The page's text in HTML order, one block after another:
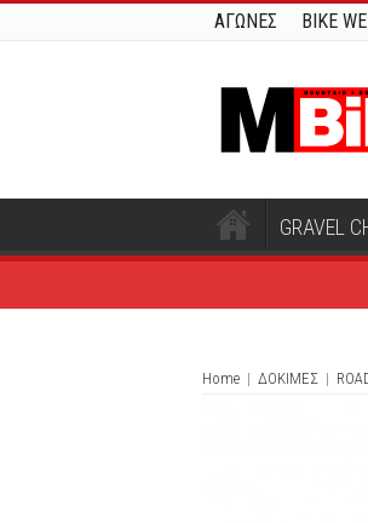
ΑΓΩΝΕΣ BIKE
GRAVEL
Home | ΔΟΚΙΜΕΣ |